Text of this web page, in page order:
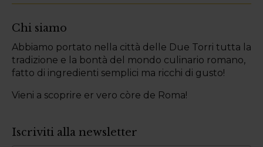
Chi siamo
Abbiamo portato nella città delle Due Torri tutta la
tradizione e la bontà del mondo culinario romano,
fatto di ingredienti semplici ma ricchi di gusto!
Vieni a scoprire er vero còre de Roma!
Iscriviti alla newsletter